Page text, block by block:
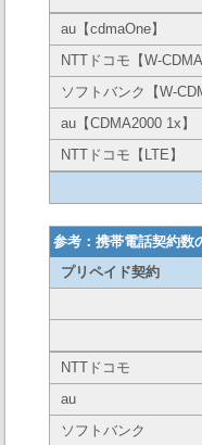
au【cdmaOne】
NTTドコモ【W-CDMA
ソフトバンク【W-
au【CDMA2000 1x】
NTTドコモ【LTE】
参考：携帯電話契約数
プリペイド契約
NTTドコモ
au
ソフトバンク